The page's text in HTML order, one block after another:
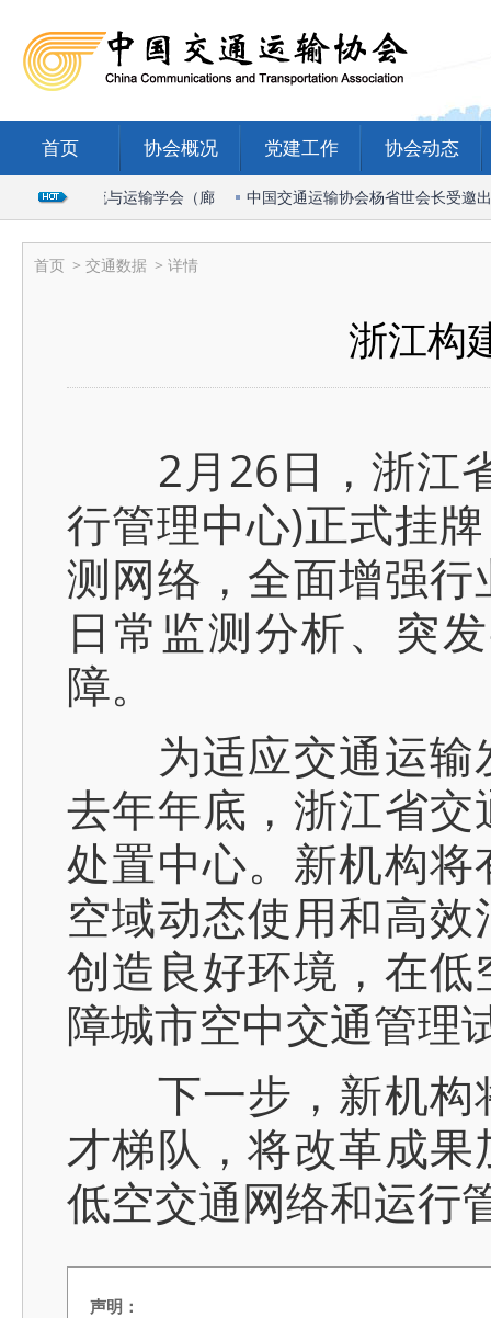
首页 协会概况 党建工作 协会动态
国际物流与运输学会（廊 中国交通运输协会杨省世会长受邀出
首页 > 交通数据 > 详情
浙江构
2月26日，浙江省
行管理中心)正式挂
测网络，全面增强
日常监测分析、突
障。
为适应交通运输
去年年底，浙江省
处置中心。新机构
空域动态使用和高
创造良好环境，在
障城市空中交通管理
下一步，新机构
才梯队，将改革成
低空交通网络和运行
声明：